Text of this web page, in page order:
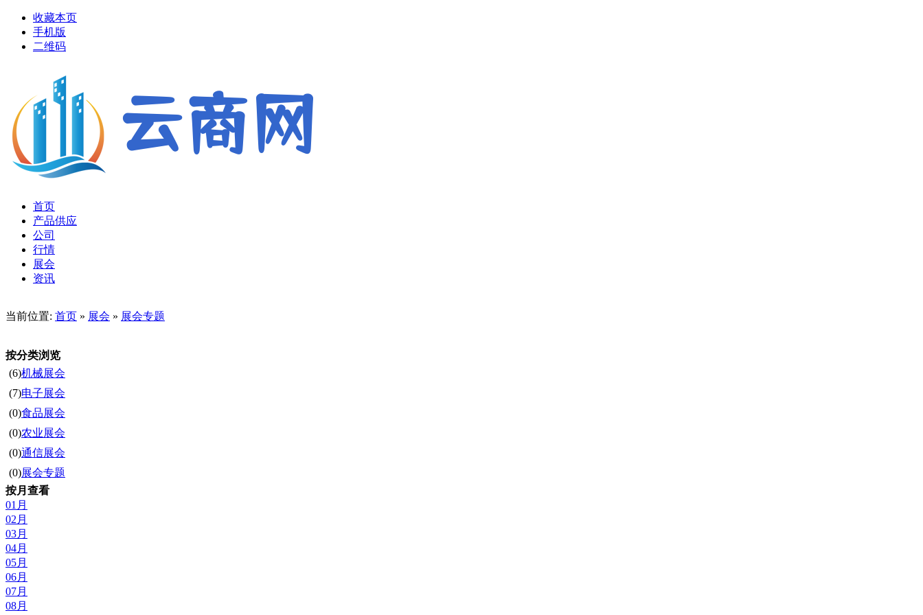
收藏本页
手机版
二维码
首页
产品供应
公司
行情
展会
资讯
当前位置: 首页 » 展会 » 展会专题
按分类浏览
(6)机械展会
(7)电子展会
(0)食品展会
(0)农业展会
(0)通信展会
(0)展会专题
按月查看
01月
02月
03月
04月
05月
06月
07月
08月